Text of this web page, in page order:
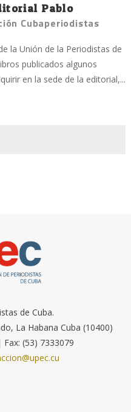
Pablo
Cubaperiodistas
la Unión de la Periodistas de
publicados algunos
en la sede de la editorial,...
de Cuba.
La Habana Cuba (10400)
(53) 7333079